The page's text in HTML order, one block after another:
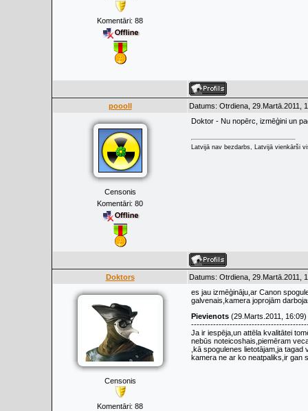
Komentāri: 88
poooll Datums: Otrdiena, 29.Martā.2011,
Censonis
Komentāri: 80
Doktor - Nu nopērc, izmēģini un
Latvijā nav bezdarbs, Latvijā vienkārši
Doktors Datums: Otrdiena, 29.Martā.2011,
Censonis
Komentāri: 88
es jau izmēģināju,ar Canon
galvenais,kamera joprojām
Pievienots (29.Marts.2011, 16:09)
Ja ir iespēja,un attēla kvalitātei
nebūs noteicoshais,piemēram
,kā spogulenes lietotājam,ja
kamera ne ar ko neatpaliks,ir gan